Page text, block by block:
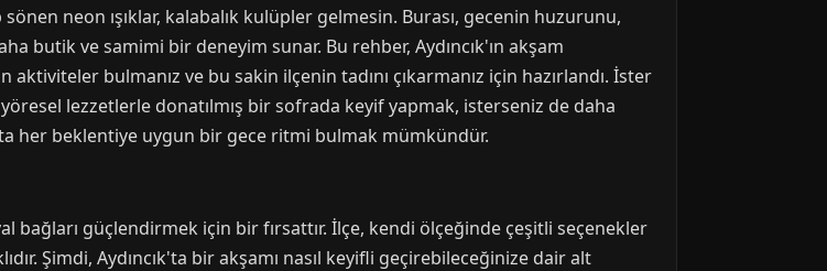
neon ışıklar, kalabalık kulüpler gelmesin. Burası, gecenin huzurunu,
butik ve samimi bir deneyim sunar. Bu rehber, Aydıncık'ın akşam
bulmanız ve bu sakin ilçenin tadını çıkarmanız için hazırlandı. İster
lezzetlerle donatılmış bir sofrada keyif yapmak, isterseniz de daha
her beklentiye uygun bir gece ritmi bulmak mümkündür.
bağları güçlendirmek için bir fırsattır. İlçe, kendi ölçeğinde çeşitli seçenekler
Şimdi, Aydıncık'ta bir akşamı nasıl keyifli geçirebileceğinize dair alt